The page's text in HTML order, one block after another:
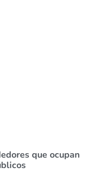
que ocupan